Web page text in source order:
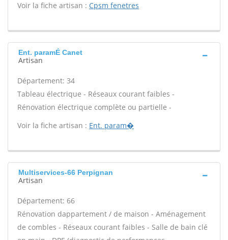
Voir la fiche artisan : Cpsm fenetres
Ent. paramÉ Canet
Artisan
Département: 34
Tableau électrique - Réseaux courant faibles -
Rénovation électrique complète ou partielle -
Voir la fiche artisan : Ent. param�
Multiservices-66 Perpignan
Artisan
Département: 66
Rénovation dappartement / de maison - Aménagement
de combles - Réseaux courant faibles - Salle de bain clé